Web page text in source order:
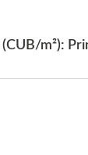
m²):